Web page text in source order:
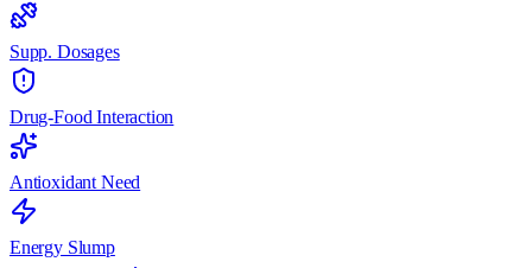
Supp. Dosages
Drug-Food Interaction
Antioxidant Need
Energy Slump